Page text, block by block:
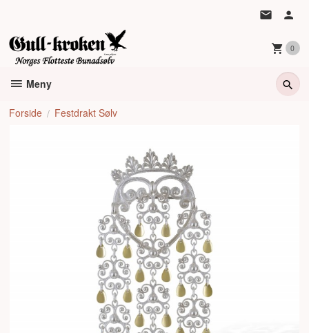
innholdet
0
Meny
Forside Festdrakt Sølv